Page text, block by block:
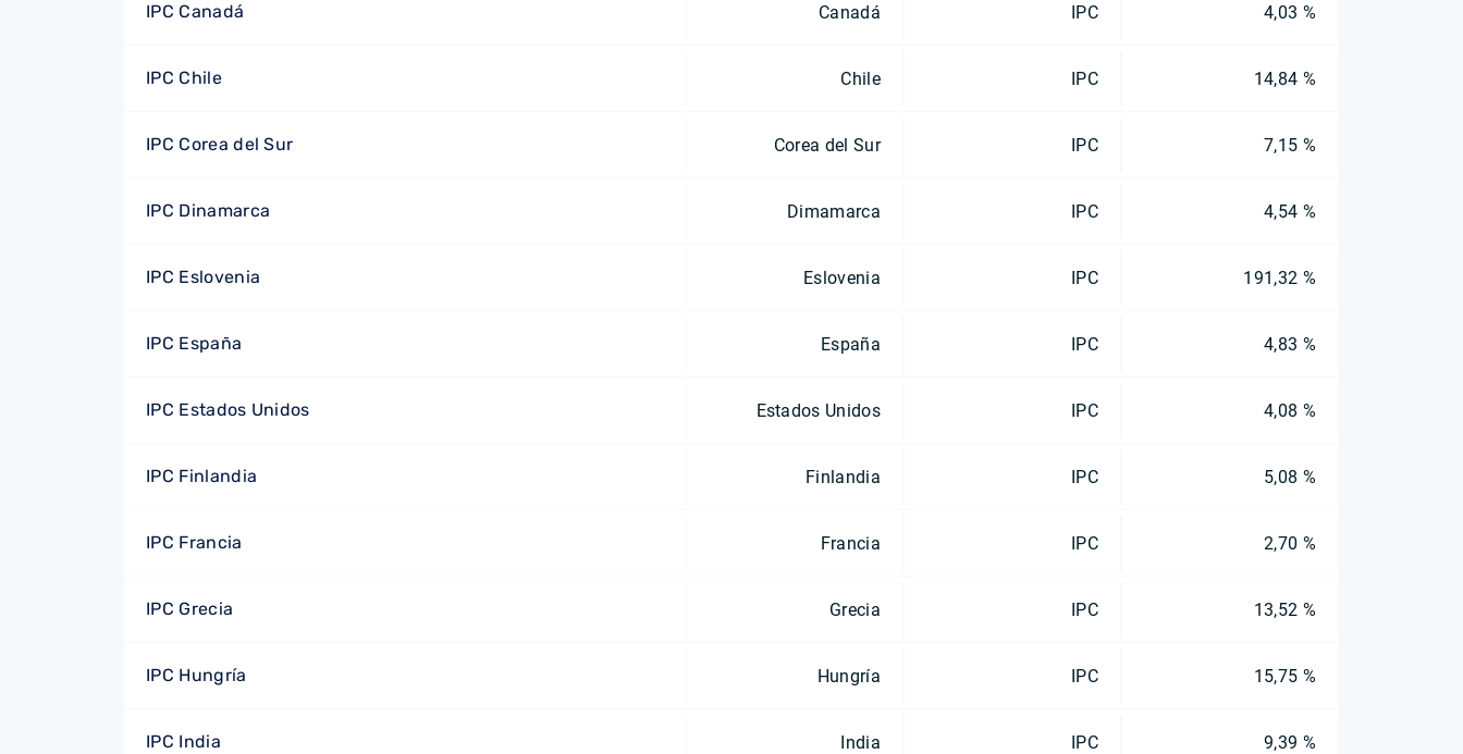
IPC Canadá Canadá IPC 4,03 %
IPC Chile Chile IPC 14,84 %
IPC Corea del Sur Corea del Sur IPC 7,15 %
IPC Dinamarca Dimamarca IPC 4,54 %
IPC Eslovenia Eslovenia IPC 191,32 %
IPC España España IPC 4,83 %
IPC Estados Unidos Estados Unidos IPC 4,08 %
IPC Finlandia Finlandia IPC 5,08 %
IPC Francia Francia IPC 2,70 %
IPC Grecia Grecia IPC 13,52 %
IPC Hungría Hungría IPC 15,75 %
IPC India India IPC 9,39 %